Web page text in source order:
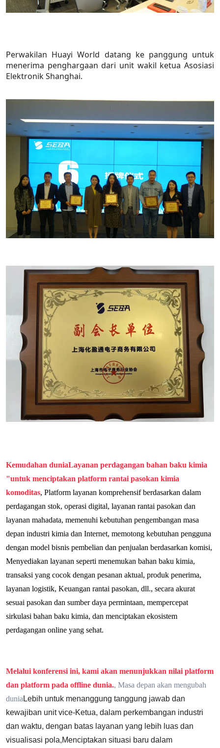
Perwakilan Huayi World datang ke panggung untuk
menerima penghargaan dari unit wakil ketua Asosiasi
Elektronik Shanghai.
Kemudahan duniaLayanan perdagangan bahan baku kimia
"untuk menciptakan platform rantai pasokan kimia
komoditas, Platform layanan komprehensif berdasarkan dalam
perdagangan stok, operasi digital, layanan rantai pasokan dan
layanan mahadata, memenuhi kebutuhan pengembangan masa
depan industri kimia dan Internet, memotong kebutuhan pengguna
dengan model bisnis pembelian dan penjualan berdasarkan komisi,
Menyediakan layanan seperti menemukan bahan baku kimia,
transaksi yang cocok dengan pesanan aktual, produk penerima,
layanan logistik, Keuangan rantai pasokan, dll., secara akurat
sesuai pasokan dan sumber daya permintaan, mempercepat
sirkulasi bahan baku kimia, dan menciptakan ekosistem
perdagangan online yang sehat.
Melalui konferensi ini, kami akan menunjukkan nilai platform
dan platform pada offline dunia., Masa depan akan mengubah
dunia Lebih untuk menanggung tanggung jawab dan
kewajiban unit vice-Ketua, dalam perkembangan industri
dan waktu, dengan batas layanan yang lebih luas dan
visualisasi pola,Menciptakan situasi baru dalam